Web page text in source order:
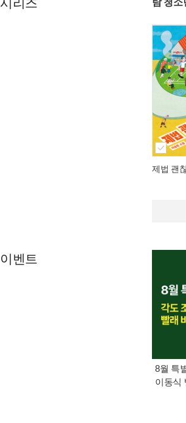
탐 청소
제법 괜
이벤트
8월 특
이동식